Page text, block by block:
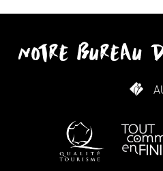
notre bureau
COMMENT VENIR ?